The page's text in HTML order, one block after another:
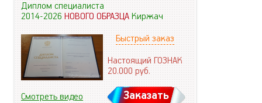
Диплом специалиста
2014-2026НОВОГО ОБРАЗЦАКиржач
Быстрый заказ
Настоящий ГОЗНАК
20.000руб.
Смотреть видео Заказать